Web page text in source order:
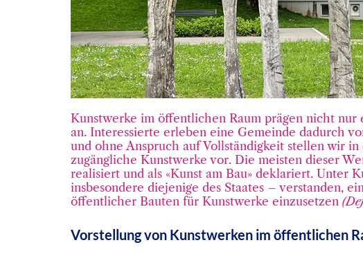
Kunstwerke im öffentlichen Raum prägen nicht
an. Interessierte erleben eine Gemeinde dadurch
und ohne Anspruch auf Vollständigkeit stellen wir
zugängliche Kunstwerke vor. Die meisten dieser
realisiert und als «Kunst am Bau» deklariert. Unter
insbesondere diejenige des Staates – verstanden,
öffentlicher Bauten für Kunstwerke einzusetzen
Vorstellung von Kunstwerken im öffentlichen